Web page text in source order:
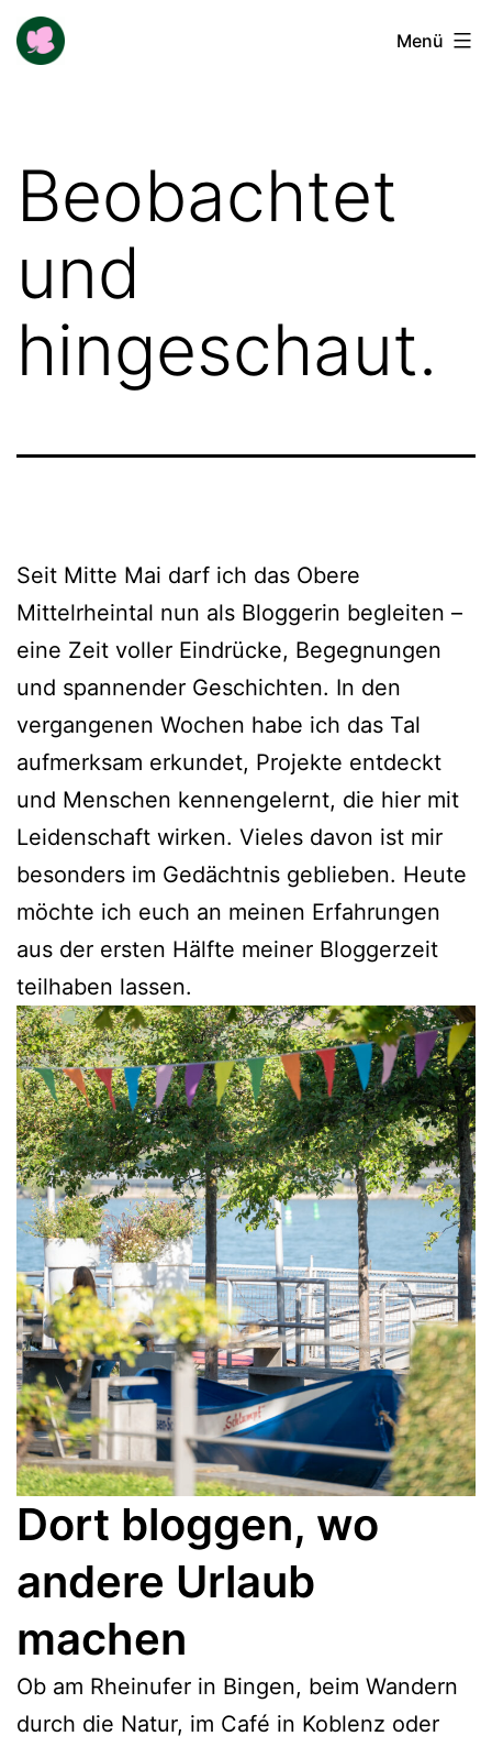
Zum
Inhalt
Buga-
Menü
Beobachtet
und
hingeschaut.
Seit Mitte Mai darf ich das Obere
Mittelrheintal nun als Bloggerin begleiten –
eine Zeit voller Eindrücke, Begegnungen
und spannender Geschichten. In den
vergangenen Wochen habe ich das Tal
aufmerksam erkundet, Projekte entdeckt
und Menschen kennengelernt, die hier mit
Leidenschaft wirken. Vieles davon ist mir
besonders im Gedächtnis geblieben. Heute
möchte ich euch an meinen Erfahrungen
aus der ersten Hälfte meiner Bloggerzeit
teilhaben lassen.
Dort bloggen, wo
andere Urlaub
machen
Ob am Rheinufer in Bingen, beim Wandern
durch die Natur, im Café in Koblenz oder